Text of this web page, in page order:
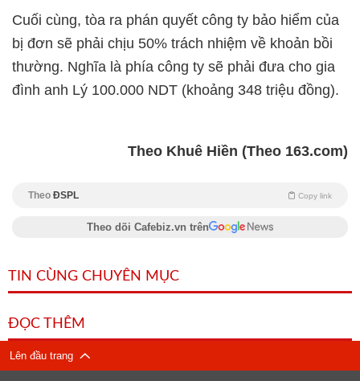
Cuối cùng, tòa ra phán quyết công ty bảo hiểm của
bị đơn sẽ phải chịu 50% trách nhiệm về khoản bồi
thường. Nghĩa là phía công ty sẽ phải đưa cho gia
đình anh Lý 100.000 NDT (khoảng 348 triệu đồng).
Theo Khuê Hiền (Theo 163.com)
Theo ĐSPL Copy link
Theo dõi Cafebiz.vn trên
TIN CÙNG CHUYÊN MỤC
ĐỌC THÊM
Lên đầu trang